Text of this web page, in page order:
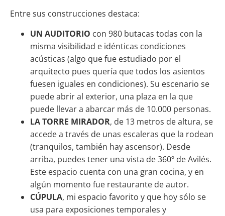
Entre sus construcciones destaca:
UN AUDITORIO con 980 butacas todas con la
misma visibilidad e idénticas condiciones
acústicas (algo que fue estudiado por el
arquitecto pues quería que todos los asientos
fuesen iguales en condiciones). Su escenario se
puede abrir al exterior, una plaza en la que
puede llevar a abarcar más de 10.000 personas.
LA TORRE MIRADOR, de 13 metros de altura, se
accede a través de unas escaleras que la rodean
(tranquilos, también hay ascensor). Desde
arriba, puedes tener una vista de 360º de Avilés.
Este espacio cuenta con una gran cocina, y en
algún momento fue restaurante de autor.
CÚPULA, mi espacio favorito y que hoy sólo se
usa para exposiciones temporales y